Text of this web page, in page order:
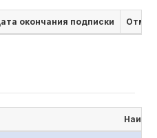
окончания подписки